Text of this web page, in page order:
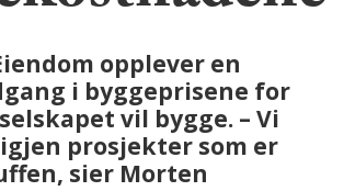
opplever en
i byggeprisene for
vil bygge. – Vi
prosjekter som er
sier Morten